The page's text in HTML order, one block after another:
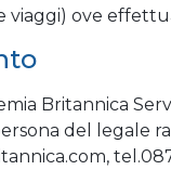
viaggi) ove
Britannica
del legale
,